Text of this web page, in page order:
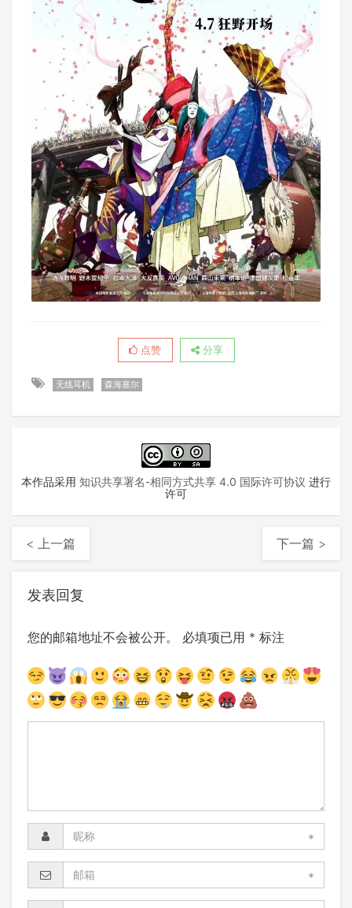
点赞 分享
无线耳机 森海塞尔
本作品采用 知识共享署名-相同方式共享 4.0 国际许可协议 进行
许可
< 上一篇 下一篇 >
发表回复
您的邮箱地址不会被公开。 必填项已用 * 标注
*
*